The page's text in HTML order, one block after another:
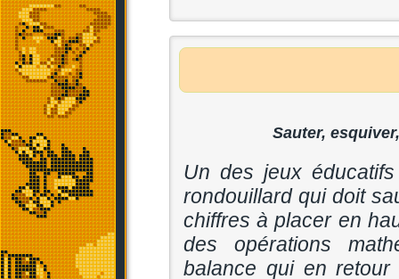
Sauter,
Un des jeux
rondouillard qui doit
chiffres à placer en
des opérations
balance qui en